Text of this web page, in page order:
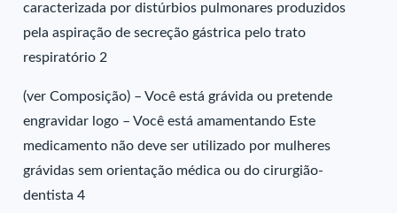
caracterizada por distúrbios pulmonares produzidos
pela aspiração de secreção gástrica pelo trato
respiratório 2
(ver Composição) – Você está grávida ou pretende
engravidar logo – Você está amamentando Este
medicamento não deve ser utilizado por mulheres
grávidas sem orientação médica ou do cirurgião-
dentista 4